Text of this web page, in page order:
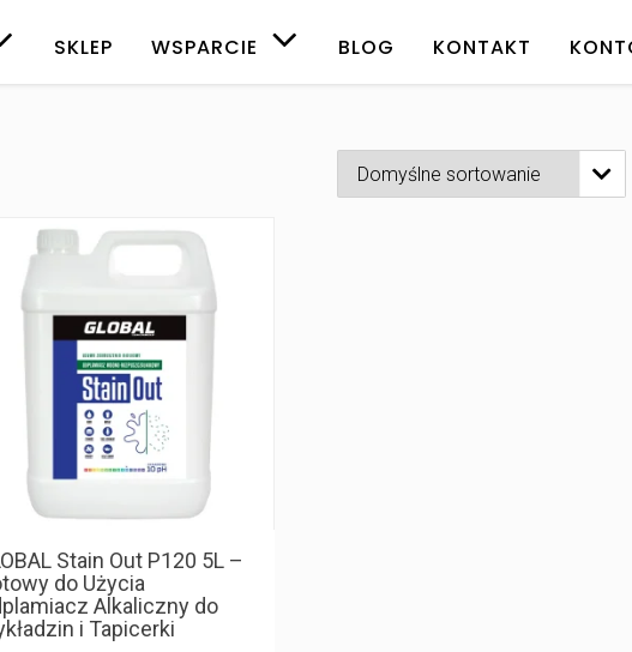
SKLEP WSPARCIE BLOG KONTAKT

Stain Out P120 5L –
do Użycia
Alkaliczny do
i Tapicerki